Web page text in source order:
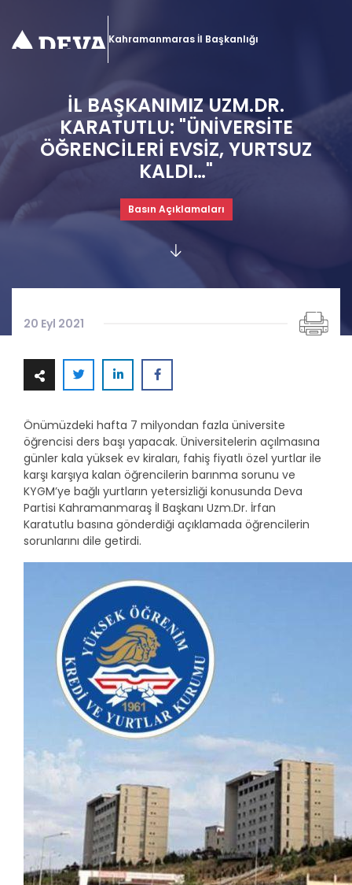
Kahramanmaras İl Başkanlığı
İL BAŞKANIMIZ UZM.DR.
KARATUTLU: "ÜNİVERSİTE
ÖĞRENCİLERİ EVSİZ, YURTSUZ
KALDI…"
Basın Açıklamaları
20 Eyl 2021
Önümüzdeki hafta 7 milyondan fazla üniversite
öğrencisi ders başı yapacak. Üniversitelerin açılmasına
günler kala yüksek ev kiraları, fahiş fiyatlı özel yurtlar ile
karşı karşıya kalan öğrencilerin barınma sorunu ve
KYGM’ye bağlı yurtların yetersizliği konusunda Deva
Partisi Kahramanmaraş İl Başkanı Uzm.Dr. İrfan
Karatutlu basına gönderdiği açıklamada öğrencilerin
sorunlarını dile getirdi.